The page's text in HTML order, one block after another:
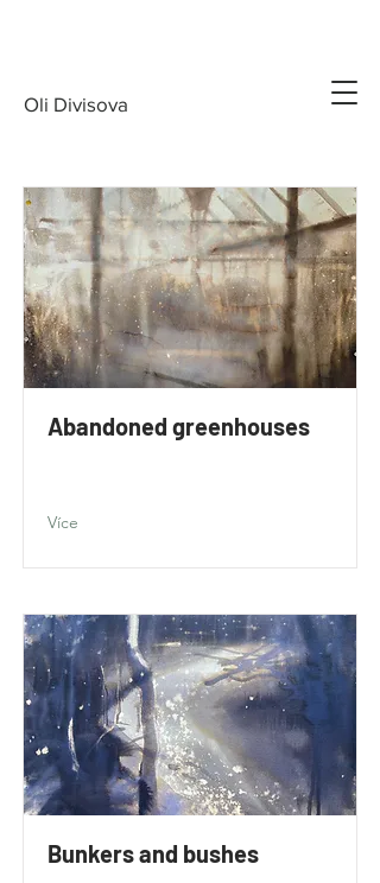
Oli Divisova
Abandoned greenhouses
Více
Bunkers and bushes